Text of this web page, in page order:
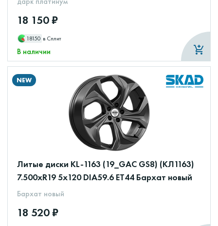
18 150 ₽
18150 в Сплит
В наличии
NEW
Литые диски KL-1163 (19_GAC GS8) (КЛ1163)
7.500xR19 5x120 DIA59.6 ET44 Бархат новый
Бархат новый
18 520 ₽